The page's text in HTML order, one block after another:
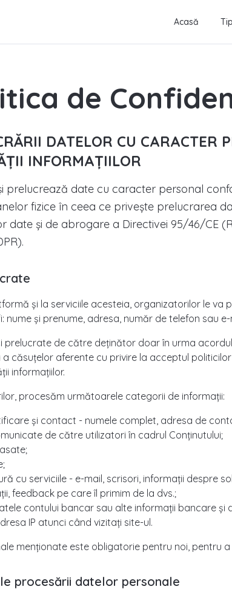
Acasă
de
DATELOR CU CARACTER
INFORMAȚIILOR
prelucrează date cu caracter personal
fizice în ceea ce priveşte prelucrarea
date şi de abrogare a Directivei 95/46/CE
și la serviciile acesteia, organizatorilor le va
și prenume, adresa, număr de telefon sau e-
prelucrate de către deținător doar în urma
căsuțelor aferente cu privire la acceptul
informațiilor.
procesăm următoarele categorii de informații:
și contact - numele complet, adresa de
de către utilizatori în cadrul Conținutului;
cu serviciile - e-mail, scrisori, informații despre
feedback pe care îl primim de la dvs.;
contului bancar sau alte informații bancare
IP atunci când vizitați site-ul.
menționate este obligatorie pentru noi, pentru
procesării datelor personale